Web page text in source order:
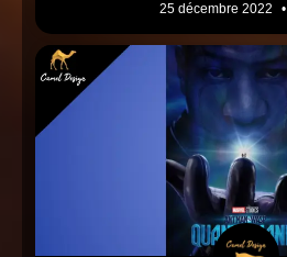
25 décembre 2022